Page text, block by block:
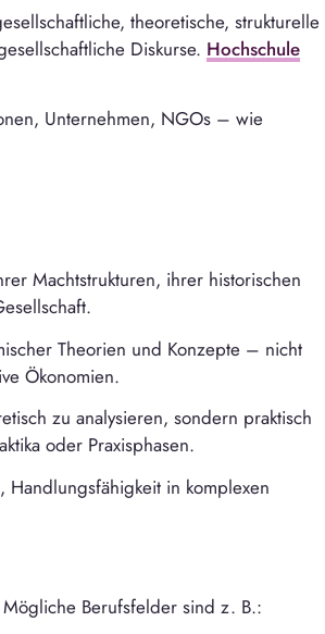
theoretische, strukturelle
Diskurse. Hochschule
Unternehmen, NGOs – wie
Machtstrukturen, ihrer historischen
Theorien und Konzepte – nicht
Ökonomien.
zu analysieren, sondern praktisch
oder Praxisphasen.
Handlungsfähigkeit in komplexen
Berufsfelder sind z. B.: